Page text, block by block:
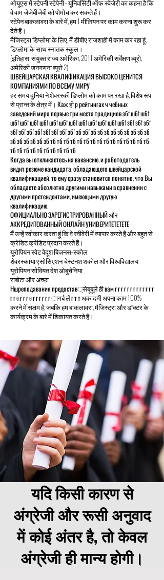
ओयूएस में स्टेपनी स्टेपेनी - यूनिवर्सिटी ऑफ स्वेजेरी का कहना है कि
वे वाम जेजेबीजेबी को पोमोच कर सकते हैं।
स्टेपेन बाकलावरा के बारे में, हम 1 मीलियन पर काम करना शुरू कर
देते हैं।
मैजिस्ट्रा डिप्लोमा के लिए, मैं डीबीए राजशाही में काम कर रहा हूं,
डिप्लोमा के साथ स्नातक स्कूल।
(इतिहास: संयुक्त राज्य अमेरिका, 2011 अमेरिकी सर्वेक्षण ब्यूरो,
अमेरिकी जनगणना ब्यूरो 2)
ШВЕЙЦАРСКАЯ КВАЛИФИКАЦИЯ ВЫСОКО ЦЕНИТСЯ
КОМПАНИЯМИ ПО ВСЕМУ МИРУ
हर समय दुनिया ने शेवरस्की डिप्लोम को काम पर रखा है, विशेष रूप
से प्रान्त के क्षेत्र में। Каж ही р рейтингах ч чебных
заведений мира первые три места традициов збf шбf шбf
шбf шбf шбf шбf шбf шбf шбf шбf шбf шбf шбf шбf збf збf збf
збf збf збf збf збf збf збf збf зб збf зб зб зб зб зб зб зб зб зб
зб зб зб зб зб зб тб тб тб тб тб тб тб тб тб тб тб тб тб тб тб
тб тб тб тб тб тб тб тб тб тб
Когда вы откликаетесь на вакансию, и работодатель
видит резюме кандидата, обладающего швейцарской
квалификацией, то ему сразу становится понятно, что Вы
обладаете абсолютно другими навыками в сравнении с
другими претендентами, имеющими другую
квалификацию.
ОФИЦИАЛЬНО ЗАРЕГИСТРИРОВАННЫЙ और
АККРЕДИТОВАННЫЙ ОНЛАЙН УНИВЕРИТЕТЕТЕТЕ
मैं उन्हें स्वीकार करता हूं कि वे स्वीवेरी में व्यापार करते हैं और बहुत से
क्रेडिट क्रेडिट प्रदान करते हैं।
यूरोपियन स्वेट वेदूश बिज़नस-स्कोल
शेवरस्काया एसोसिएशन चेस्टनश शकोल और विश्वविद्यालय
यूरोपियन सोवियत देश ओबुचेनिया
राबोटा और अच्छा
Ншреподавания предостав्सेबूबूले ही вам г г г г г г г г г г г г г
г г e г г г e г г г г г г ागर्ब लें г т т अकादमी अपना काम 100%
करने में सक्षम है, जबकि हम बाकलावरा, मैजिस्ट्रा और डॉक्टर के
कार्यक्रम के बारे में शिकायत करते हैं।
यदि किसी कारण से
अंग्रेजी और रूसी अनुवाद
में कोई अंतर है, तो केवल
अंग्रेजी ही मान्य होगी।